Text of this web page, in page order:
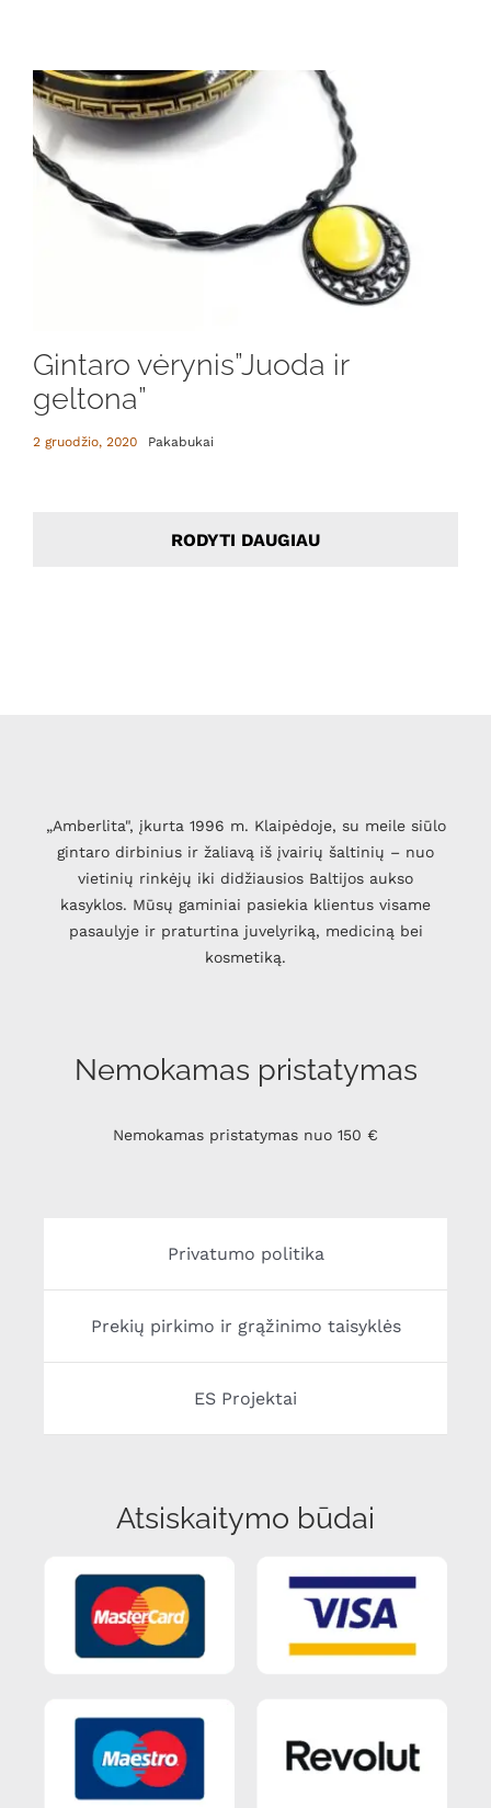
Gintaro vėrynis”Juoda ir
geltona”
2 gruodžio, 2020 Pakabukai
RODYTI DAUGIAU
„Amberlita", įkurta 1996 m. Klaipėdoje, su meile siūlo
gintaro dirbinius ir žaliavą iš įvairių šaltinių – nuo
vietinių rinkėjų iki didžiausios Baltijos aukso
kasyklos. Mūsų gaminiai pasiekia klientus visame
pasaulyje ir praturtina juvelyriką, mediciną bei
kosmetiką.
Nemokamas pristatymas
Nemokamas pristatymas nuo 150 €
Privatumo politika
Prekių pirkimo ir grąžinimo taisyklės
ES Projektai
Atsiskaitymo būdai